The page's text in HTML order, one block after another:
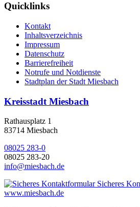
Quicklinks
Kontakt
Inhaltsverzeichnis
Impressum
Datenschutz
Barrierefreiheit
Notrufe und Notdienste
Stadtplan der Stadt Miesbach
Kreisstadt Miesbach
Rathausplatz 1
83714 Miesbach
08025 283-0
08025 283-20
info@miesbach.de
Sicheres
www.miesbach.de